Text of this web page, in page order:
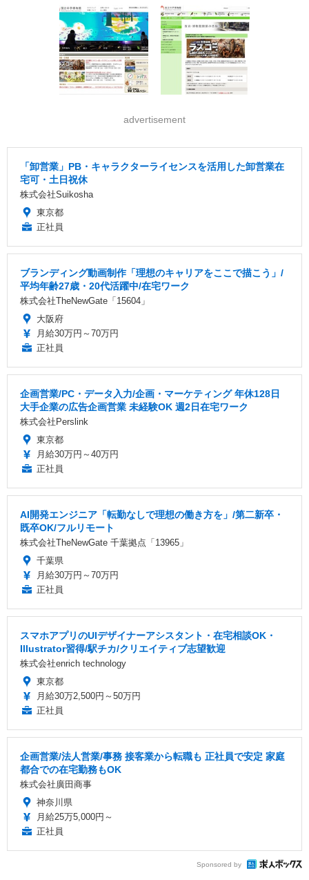
advertisement
「卸営業」PB・キャラクターライセンスを活用した卸営業在
宅可・土日祝休
株式会社Suikosha
東京都
正社員
ブランディング動画制作「理想のキャリアをここで描こう」/
平均年齢27歳・20代活躍中/在宅ワーク
株式会社TheNewGate「15604」
大阪府
月給30万円～70万円
正社員
企画営業/PC・データ入力/企画・マーケティング 年休128日
大手企業の広告企画営業 未経験OK 週2日在宅ワーク
株式会社Perslink
東京都
月給30万円～40万円
正社員
AI開発エンジニア「転勤なしで理想の働き方を」/第二新卒・
既卒OK/フルリモート
株式会社TheNewGate 千葉拠点「13965」
千葉県
月給30万円～70万円
正社員
スマホアプリのUIデザイナーアシスタント・在宅相談OK・
Illustrator習得/駅チカ/クリエイティブ志望歓迎
株式会社enrich technology
東京都
月給30万2,500円～50万円
正社員
企画営業/法人営業/事務 接客業から転職も 正社員で安定 家庭
都合での在宅勤務もOK
株式会社廣田商事
神奈川県
月給25万5,000円～
正社員
Sponsored by